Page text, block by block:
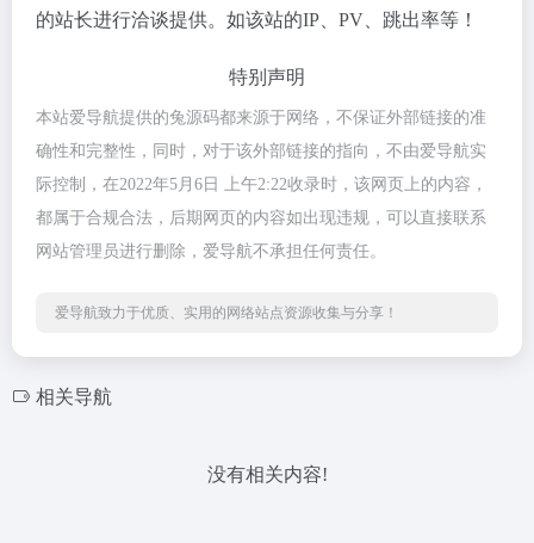
的站长进行洽谈提供。如该站的IP、PV、跳出率等！
特别声明
本站爱导航提供的兔源码都来源于网络，不保证外部链接的准
确性和完整性，同时，对于该外部链接的指向，不由爱导航实
际控制，在2022年5月6日 上午2:22收录时，该网页上的内容，
都属于合规合法，后期网页的内容如出现违规，可以直接联系
网站管理员进行删除，爱导航不承担任何责任。
爱导航致力于优质、实用的网络站点资源收集与分享！
相关导航
没有相关内容!